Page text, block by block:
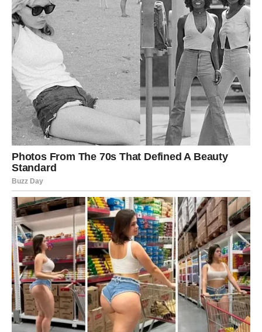
Ta odluka pokazat će se kao jedna od najboljih koje ste
donijeli.
Na poslu ćete imati osjećaj da se stvari konačno odvijaju
onako kako ste priželjkivali. Moguće su pohvale, nova
saradnja ili projekat koji će vam donijeti dodatnu
motivaciju. Finansijska situacija postaje stabilnija, a mnogi
će uspjeti riješiti pitanje koje ih je dugo opterećivalo.
Ljubavni život također donosi mnogo razloga za
zadovoljstvo. Ako ste u vezi, očekuju vas lijepi zajednički
trenuci, više razumijevanja i osjećaj sigurnosti. Partner
će pokazati koliko mu značite, a vi ćete konačno osjetiti
da je trud koji ulažete u odnos uzvraćen.
Slobodne Vodolije zračit će posebnom harizmom. Upravo
zbog toga privlačit ćete pažnju gdje god se pojavite.
Moguć je susret s osobom koja dijeli vaše interese i
pogled na život, a iz tog poznanstva može se razviti
iskrena i stabilna veza.
Posebno ćete uživati u druženjima, putovanjima i malim